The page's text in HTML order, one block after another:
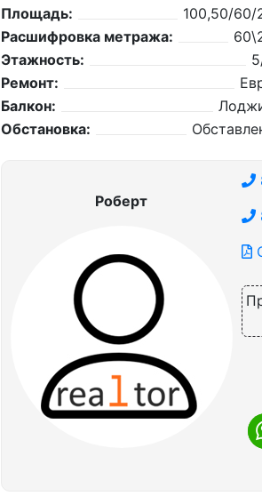
Площадь:
100,50/60/
Расшифровка метража:
Этажность:
Ремонт:
Балкон:
Обстановка:
Роберт